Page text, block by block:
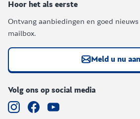
Hoor het als eerste
Ontvang aanbiedingen en goed
mailbox.
Meld u nu aan
Volg ons op social media